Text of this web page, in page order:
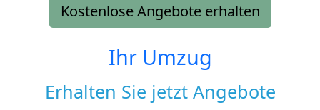
Kostenlose Angebote erhalten
Ihr Umzug
Erhalten Sie jetzt Angebote